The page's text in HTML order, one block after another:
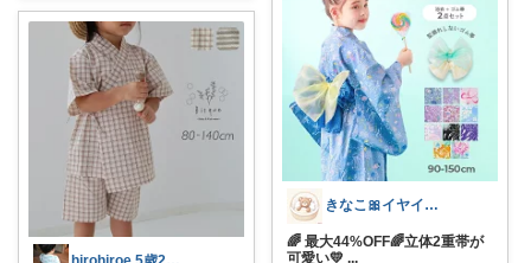
きなこ🎀イヤイヤ期育児中
🌈 最大44%OFF🌈立体2重帯が
可愛い💛 ...